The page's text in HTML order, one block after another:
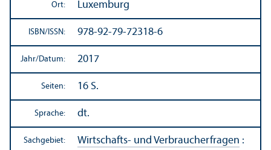
Ort: Luxemburg
ISBN/ ISSN: 978-92-79-72318-6
Jahr/Datum: 2017
Seiten: 16 S.
Sprache: dt.
Sachgebiet: Wirtschafts- und Verbraucherfragen :